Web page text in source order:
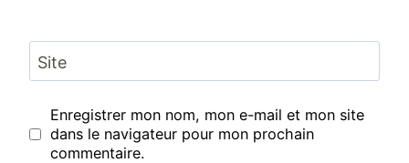
Site
Enregistrer mon nom, mon e-mail et mon site
dans le navigateur pour mon prochain
commentaire.